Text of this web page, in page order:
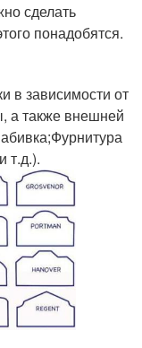
сделать
понадобятся.
в зависимости от
а также внешней
т.д.).